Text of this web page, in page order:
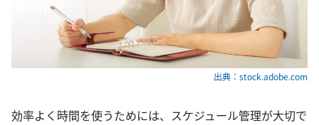
出典：stock.adobe.com
効率よく時間を使うためには、スケジュール管理が大切で